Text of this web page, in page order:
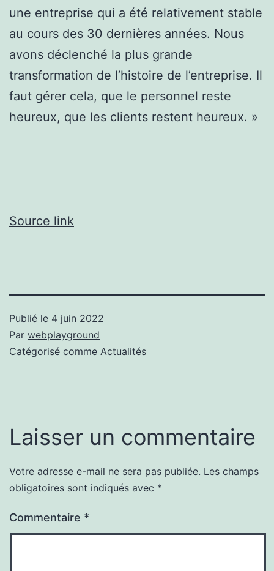
une entreprise qui a été relativement stable
au cours des 30 dernières années. Nous
avons déclenché la plus grande
transformation de l’histoire de l’entreprise. Il
faut gérer cela, que le personnel reste
heureux, que les clients restent heureux. »
Source link
Publié le 4 juin 2022
Par webplayground
Catégorisé comme Actualités
Laisser un commentaire
Votre adresse e-mail ne sera pas publiée. Les champs
obligatoires sont indiqués avec *
Commentaire *